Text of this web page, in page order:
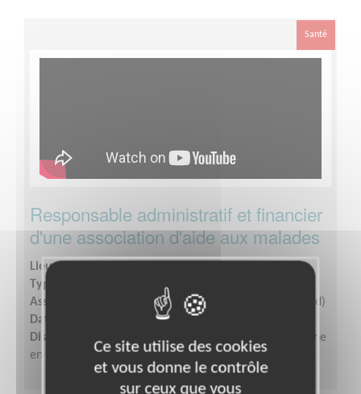
Santé
Responsable administratif et financier
d'une association d'aide aux malades
Lieu :
Type :
Gestion financière et comptable
Association :
AFM - Coordination Téléthon - Gard (Nord)
Date :
Disponibilité demandée :
Quelques heures par semaine
en fonction de vos disponibilités
Ce site utilise des cookies
et vous donne le contrôle
sur ceux que vous